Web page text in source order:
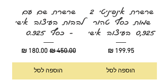
שרשרת אינפיניטי 2
שמות כסף טהור
0,925 בעיצוב אישי
מחיר‏199.95 ‏₪
הוספה לסל
שרשרת שם עם
לבבות בעיצוב אישי
- כסף 0.925
מחיר רגיל‏450.00 ‏₪ מחיר מבצע‏180.00 ‏₪
הוספה לסל